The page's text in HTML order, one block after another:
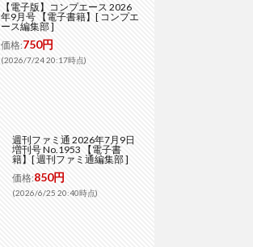
【電子版】コンプエース 2026
年9月号 【電子書籍】[ コンプエ
ース編集部 ]
価格:750円
(2026/7/24 20:17時点)
週刊ファミ通 2026年7月9日
増刊号 No.1953 【電子書
籍】[ 週刊ファミ通編集部 ]
価格:850円
(2026/6/25 20:40時点)